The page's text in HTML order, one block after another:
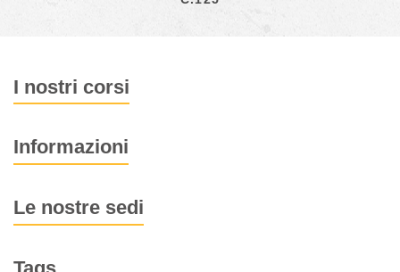
I nostri corsi
Informazioni
Le nostre sedi